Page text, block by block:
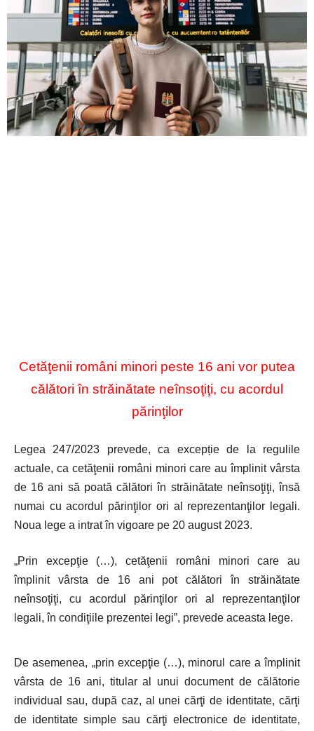
Cetăţenii români minori peste 16 ani vor putea
călători în străinătate neînsoţiţi, cu acordul
părinţilor
Legea 247/2023 prevede, ca excepție de la regulile
actuale, ca cetăţenii români minori care au împlinit vârsta
de 16 ani să poată călători în străinătate neînsoţiţi, însă
numai cu acordul părinţilor ori al reprezentanţilor legali.
Noua lege a intrat în vigoare pe 20 august 2023.
„Prin excepţie (…), cetăţenii români minori care au
împlinit vârsta de 16 ani pot călători în străinătate
neînsoţiţi, cu acordul părinţilor ori al reprezentanţilor
legali, în condiţiile prezentei legi”, prevede aceasta lege.
De asemenea, „prin excepţie (…), minorul care a împlinit
vârsta de 16 ani, titular al unui document de călătorie
individual sau, după caz, al unei cărţi de identitate, cărţi
de identitate simple sau cărţi electronice de identitate,